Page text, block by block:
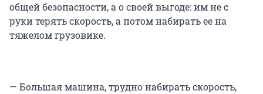
общей безопасности, а о своей выгоде: им не с
руки терять скорость, а потом набирать ее на
тяжелом грузовике.
— Большая машина, трудно набирать скорость,